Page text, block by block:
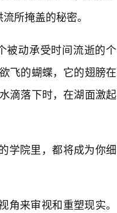
所掩盖的秘密。
被动承受时间流逝的个
飞的蝴蝶，它的翅膀在
滴落下时，在湖面激起
学院里，都将成为你细
角来审视和重塑现实。